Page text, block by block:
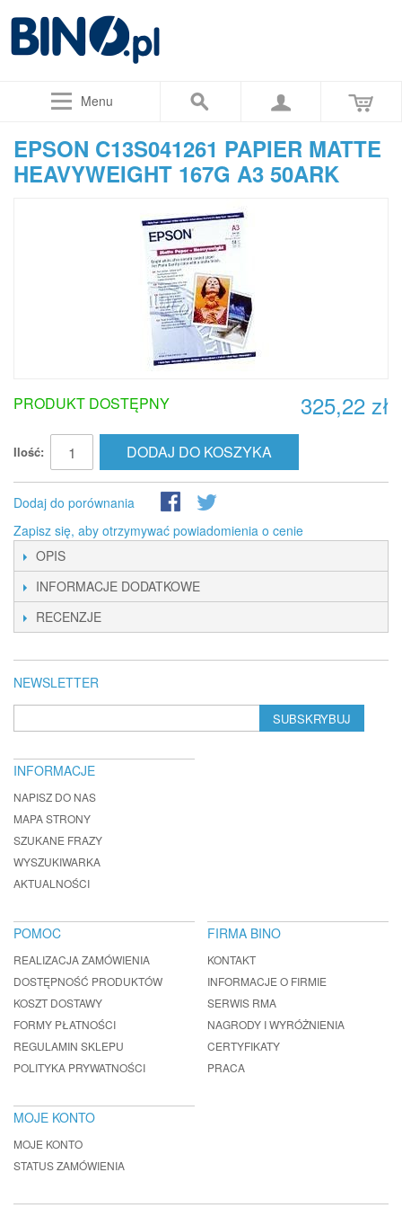
Menu
EPSON C13S041261 PAPIER MATTE
HEAVYWEIGHT 167G A3 50ARK
325,22 zł
PRODUKT DOSTĘPNY
Ilość: DODAJ DO KOSZYKA
Dodaj do porównania
Zapisz się, aby otrzymywać powiadomienia o cenie
OPIS
INFORMACJE DODATKOWE
RECENZJE
NEWSLETTER
SUBSKRYBUJ
INFORMACJE
NAPISZ DO NAS
MAPA STRONY
SZUKANE FRAZY
WYSZUKIWARKA
AKTUALNOŚCI
POMOC
REALIZACJA ZAMÓWIENIA
DOSTĘPNOŚĆ PRODUKTÓW
KOSZT DOSTAWY
FORMY PŁATNOŚCI
REGULAMIN SKLEPU
POLITYKA PRYWATNOŚCI
FIRMA BINO
KONTAKT
INFORMACJE O FIRMIE
SERWIS RMA
NAGRODY I WYRÓŻNIENIA
CERTYFIKATY
PRACA
MOJE KONTO
MOJE KONTO
STATUS ZAMÓWIENIA